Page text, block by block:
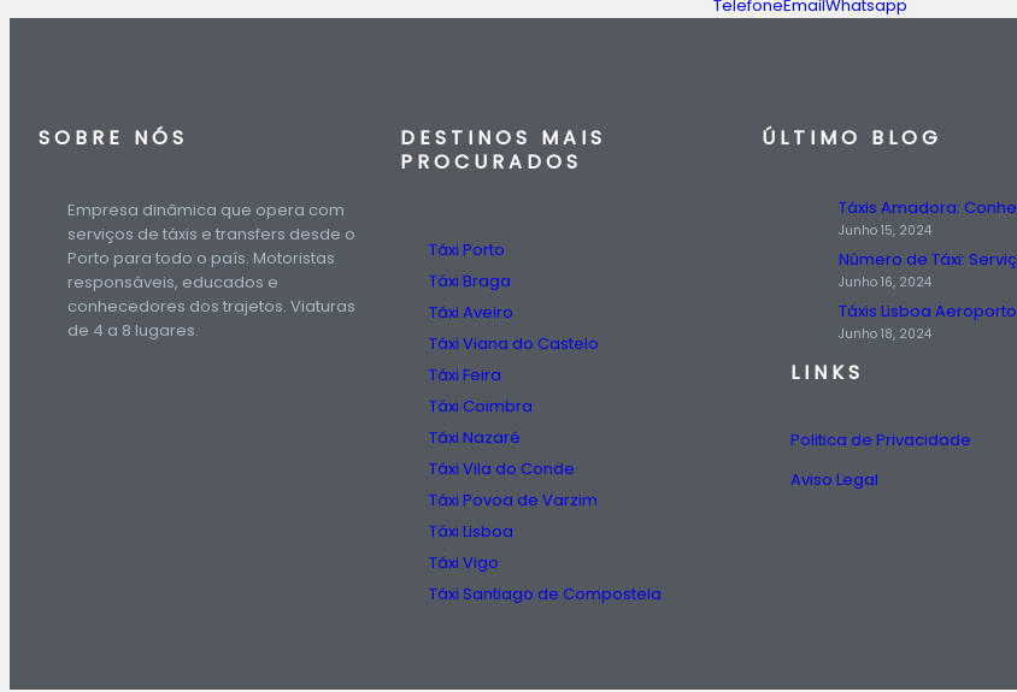
TelefoneEmailWhatsapp
SOBRE NÓS
Empresa dinâmica que opera com
serviços de táxis e transfers desde o
Porto para todo o país. Motoristas
responsáveis, educados e
conhecedores dos trajetos. Viaturas
de 4 a 8 lugares.
DESTINOS MAIS
PROCURADOS
Táxi Porto
Táxi Braga
Táxi Aveiro
Táxi Viana do Castelo
Táxi Feira
Táxi Coimbra
Táxi Nazaré
Táxi Vila do Conde
Táxi Povoa de Varzim
Táxi Lisboa
Táxi Vigo
Táxi Santiago de Compostela
ÚLTIMO BLOG
Junho 15, 2024
Junho 16, 2024
Táxis Lisboa Aeroporto
Junho 18, 2024
LINKS
Politica de Privacidade
Aviso Legal